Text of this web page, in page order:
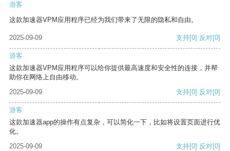
游客
这款加速器VPM应用程序已经为我们带来了无限的隐私和自由。
2025-09-09 支持[0] 反对[0]
游客
这款加速器VPM应用程序可以给你提供最高速度和安全性的连接，并帮
助你在网络上自由移动。
2025-09-09
支持[0] 反对[0]
游客
这款加速器app的操作有点复杂，可以简化一下，比如将设置页面进行优
化。
2025-09-09
支持[0] 反对[0]